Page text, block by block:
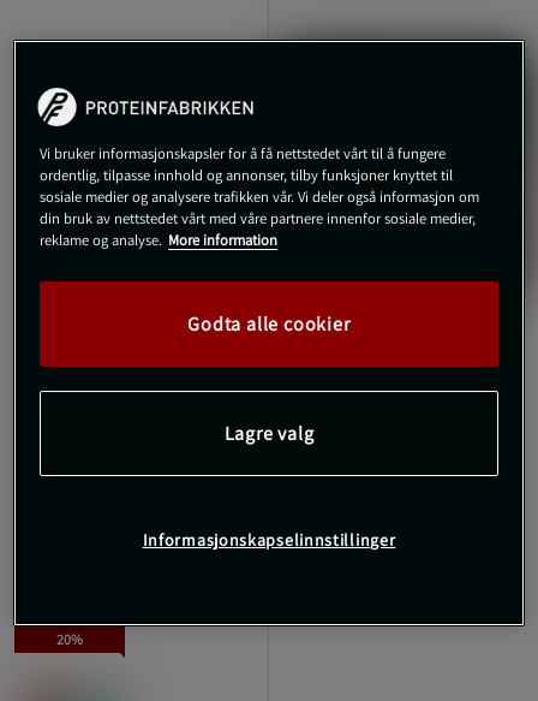
SBD Original Løftebelte
13mm Powerlifting Belt
SBD Apparel
3.299 kr Kjøp
20%
Vi bruker informasjonskapsler for å få nettstedet vårt til å fungere
ordentlig, tilpasse innhold og annonser, tilby funksjoner knyttet til
sosiale medier og analysere trafikken vår. Vi deler også informasjon om
din bruk av nettstedet vårt med våre partnere innenfor sosiale medier,
reklame og analyse. More information
Godta alle cookier
Lagre valg
Informasjonskapselinnstillinger